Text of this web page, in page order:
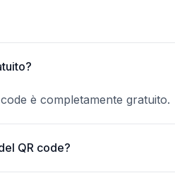
è completamente gratuito.
QR code?